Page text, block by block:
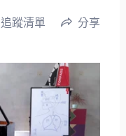
追蹤清單 分享